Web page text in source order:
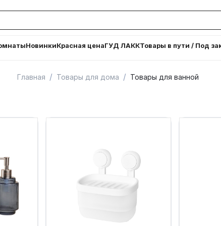
НовинкиКрасная ценаГУД ЛАККТовары в пути / Под
Главная / Товары для дома / Товары для ванной